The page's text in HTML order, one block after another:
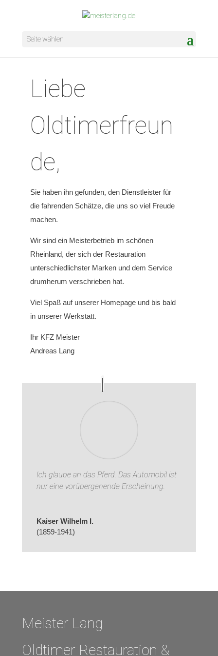
Seite wählen
Liebe
Oldtimerfreun
de,
Sie haben ihn gefunden, den Dienstleister für
die fahrenden Schätze, die uns so viel Freude
machen.
Wir sind ein Meisterbetrieb im schönen
Rheinland, der sich der Restauration
unterschiedlichster Marken und dem Service
drumherum verschrieben hat.
Viel Spaß auf unserer Homepage und bis bald
in unserer Werkstatt.
Ihr KFZ Meister
Andreas Lang
Ich glaube an das Pferd. Das Automobil ist
nur eine vorübergehende Erscheinung.
Kaiser Wilhelm I.
(1859-1941)
Meister Lang
Oldtimer Restauration &